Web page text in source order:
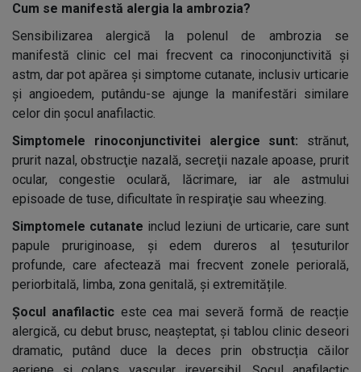
Cum se manifestă alergia la ambrozia?
Sensibilizarea alergică la polenul de ambrozia se
manifestă clinic cel mai frecvent ca rinoconjunctivită și
astm, dar pot apărea și simptome cutanate, inclusiv urticarie
și angioedem, putându-se ajunge la manifestări similare
celor din șocul anafilactic.
Simptomele rinoconjunctivitei alergice sunt: strănut,
prurit nazal, obstrucţie nazală, secreţii nazale apoase, prurit
ocular, congestie oculară, lăcrimare, iar ale astmului
episoade de tuse, dificultate în respiraţie sau wheezing.
Simptomele cutanate includ leziuni de urticarie, care sunt
papule pruriginoase, și edem dureros al țesuturilor
profunde, care afectează mai frecvent zonele periorală,
periorbitală, limba, zona genitală, și extremitățile.
Șocul anafilactic este cea mai severă formă de reacție
alergică, cu debut brusc, neașteptat, și tablou clinic deseori
dramatic, putând duce la deces prin obstrucția căilor